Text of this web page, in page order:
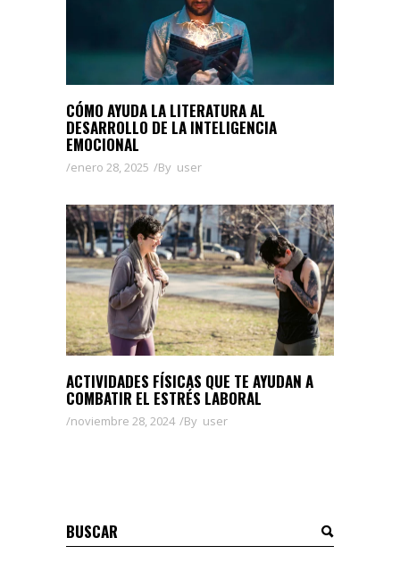
CÓMO AYUDA LA LITERATURA AL
DESARROLLO DE LA INTELIGENCIA
EMOCIONAL
enero 28, 2025 By user
ACTIVIDADES FÍSICAS QUE TE AYUDAN A
COMBATIR EL ESTRÉS LABORAL
noviembre 28, 2024 By user
Buscar